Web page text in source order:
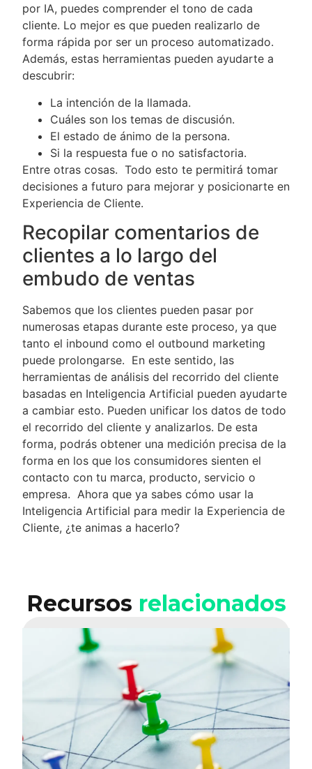
por IA, puedes comprender el tono de cada
cliente. Lo mejor es que pueden realizarlo de
forma rápida por ser un proceso automatizado.
Además, estas herramientas pueden ayudarte a
descubrir:
La intención de la llamada.
Cuáles son los temas de discusión.
El estado de ánimo de la persona.
Si la respuesta fue o no satisfactoria.
Entre otras cosas. Todo esto te permitirá tomar
decisiones a futuro para mejorar y posicionarte en
Experiencia de Cliente.
Recopilar comentarios de
clientes a lo largo del
embudo de ventas
Sabemos que los clientes pueden pasar por
numerosas etapas durante este proceso, ya que
tanto el inbound como el outbound marketing
puede prolongarse. En este sentido, las
herramientas de análisis del recorrido del cliente
basadas en Inteligencia Artificial pueden ayudarte
a cambiar esto. Pueden unificar los datos de todo
el recorrido del cliente y analizarlos. De esta
forma, podrás obtener una medición precisa de la
forma en los que los consumidores sienten el
contacto con tu marca, producto, servicio o
empresa. Ahora que ya sabes cómo usar la
Inteligencia Artificial para medir la Experiencia de
Cliente, ¿te animas a hacerlo?
Recursos relacionados